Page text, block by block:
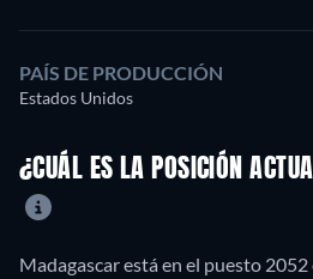
PAÍS DE PRODUCCIÓN
Estados Unidos
¿CUÁL ES LA POSICIÓN
Madagascar está en el puesto